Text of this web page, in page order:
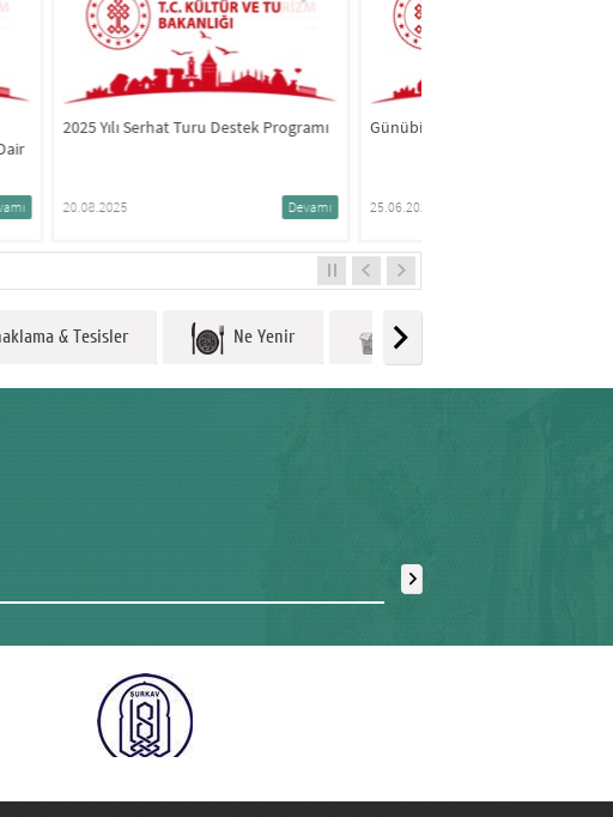
Programı
Devamı
Günübirlik Gezi Tekneleri
Devamı
& Tesisler Ne Yenir Ne Alınır